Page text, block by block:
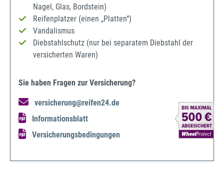
Nagel, Glas, Bordstein)
Reifenplatzer (einen „Platten“)
Vandalismus
Diebstahlschutz (nur bei separatem Diebstahl der
versicherten Waren)
Sie haben Fragen zur Versicherung?
versicherung@reifen24.de
Informationsblatt
Versicherungsbedingungen